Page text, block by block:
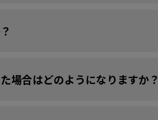
場合はどのようになりますか？